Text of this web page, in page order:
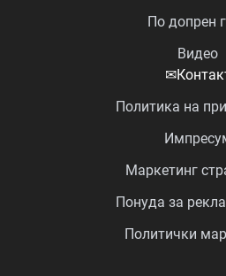
По допрен
Видео
✉
Политика на
Маркетинг
Понуда за
Политички